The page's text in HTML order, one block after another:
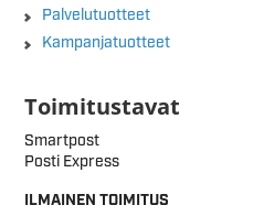
Palvelutuotteet
Kampanjatuotteet
Toimitustavat
Smartpost
Posti Express
ILMAINEN TOIMITUS